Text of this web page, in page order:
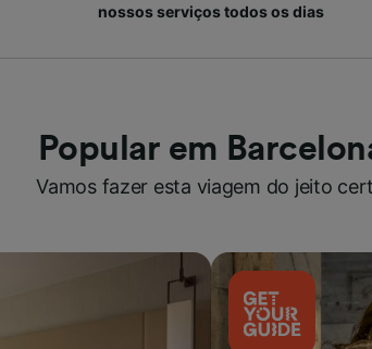
nossos serviços todos os dias
Popular em
Vamos fazer esta viagem do jeito